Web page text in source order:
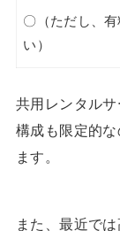
〇（ただし、
い）
共用レンタル
構成も限定的
ます。
また、最近で